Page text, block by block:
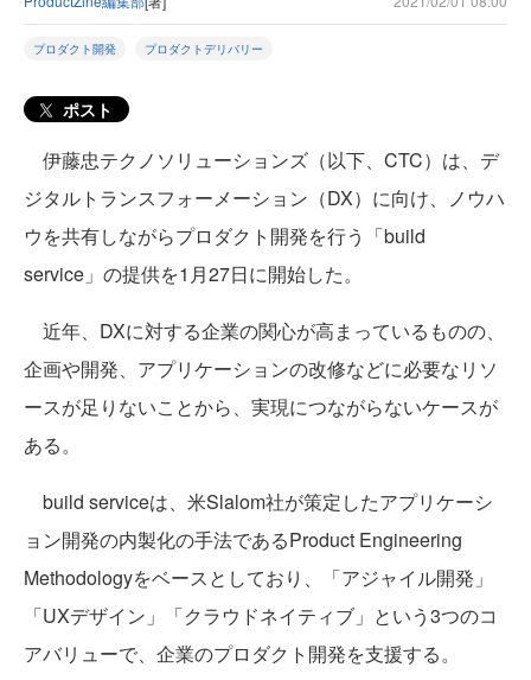
プロダクト開発 プロダクトデリバリー
ポスト
伊藤忠テクノソリューションズ（以下、CTC）は、デ
ジタルトランスフォーメーション（DX）に向け、ノウハ
ウを共有しながらプロダクト開発を行う「build
service」の提供を1月27日に開始した。
近年、DXに対する企業の関心が高まっているものの、
企画や開発、アプリケーションの改修などに必要なリソ
ースが足りないことから、実現につながらないケースが
ある。
build serviceは、米Slalom社が策定したアプリケーシ
ョン開発の内製化の手法であるProduct Engineering
Methodologyをベースとしており、「アジャイル開発」
「UXデザイン」「クラウドネイティブ」という3つのコ
アバリューで、企業のプロダクト開発を支援する。